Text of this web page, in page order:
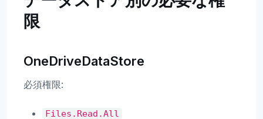
限
OneDriveDataStore
必須権限:
Files.Read.All